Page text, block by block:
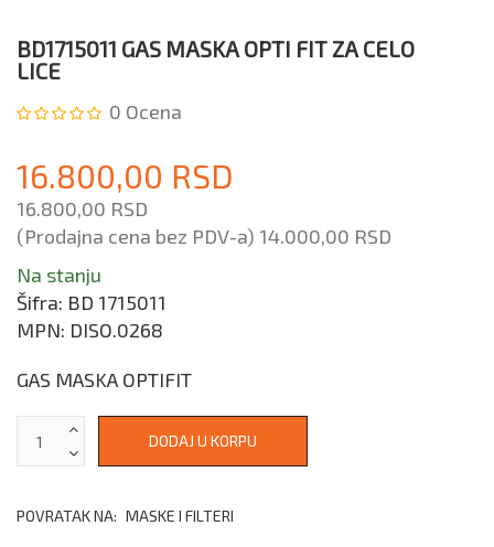
BD1715011 GAS MASKA OPTI FIT ZA CELO
LICE
0 Ocena
16.800,00 RSD
16.800,00 RSD
(Prodajna cena bez PDV-a) 14.000,00 RSD
Na stanju
Šifra: BD 1715011
MPN: DISO.0268
GAS MASKA OPTIFIT
POVRATAK NA: MASKE I FILTERI